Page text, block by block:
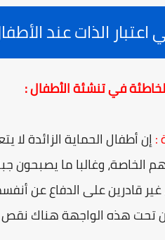
الذات عند
:إن أطفال الحماية الزائدة
الخاصة، وغالبا ما يصبحون
قادرين على الدفاع عن
تحت هذه الواجهة هناك